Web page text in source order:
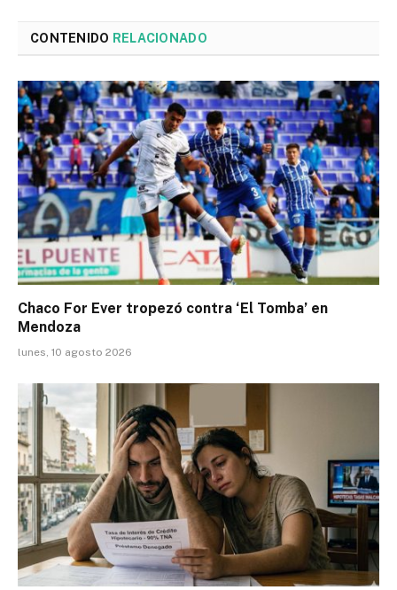
CONTENIDO RELACIONADO
Chaco For Ever tropezó contra ‘El Tomba’ en
Mendoza
lunes, 10 agosto 2026